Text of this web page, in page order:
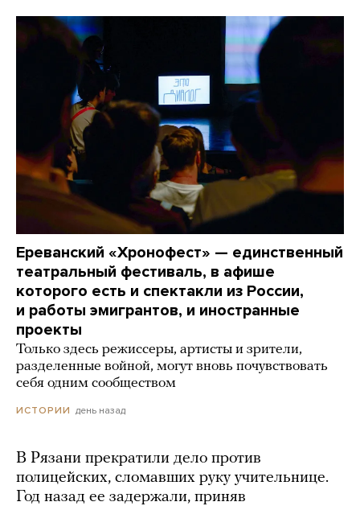
Ереванский «Хронофест» — единственный
театральный фестиваль, в афише
которого есть и спектакли из России,
и работы эмигрантов, и иностранные
проекты
Только здесь режиссеры, артисты и зрители,
разделенные войной, могут вновь почувствовать
себя одним сообществом
ИСТОРИИ день назад
В Рязани прекратили дело против
полицейских, сломавших руку учительнице.
Год назад ее задержали, приняв